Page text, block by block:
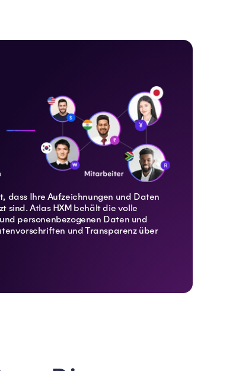
dass Ihre Aufzeichnungen und Daten
sind. Atlas HXM behält die volle
personenbezogenen Daten und
und Transparenz über